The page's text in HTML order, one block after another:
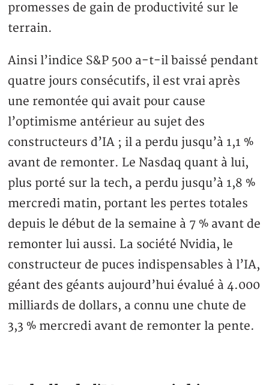
promesses de gain de productivité sur le
terrain.
Ainsi l’indice S&P 500 a-t-il baissé pendant
quatre jours consécutifs, il est vrai après
une remontée qui avait pour cause
l’optimisme antérieur au sujet des
constructeurs d’IA ; il a perdu jusqu’à 1,1 %
avant de remonter. Le Nasdaq quant à lui,
plus porté sur la tech, a perdu jusqu’à 1,8 %
mercredi matin, portant les pertes totales
depuis le début de la semaine à 7 % avant de
remonter lui aussi. La société Nvidia, le
constructeur de puces indispensables à l’IA,
géant des géants aujourd’hui évalué à 4.000
milliards de dollars, a connu une chute de
3,3 % mercredi avant de remonter la pente.